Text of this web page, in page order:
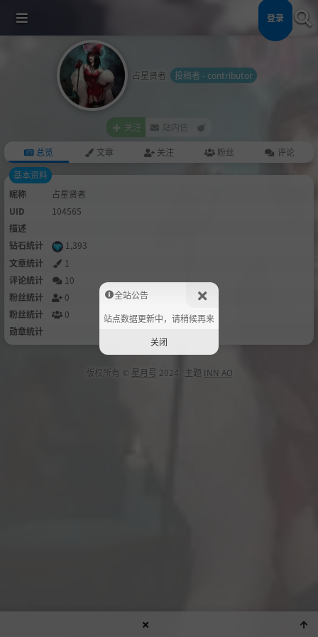
登录
占星贤者 投稿者 - contributor
关注 站内信
总览 文章 关注 粉丝
评论
基本资料
昵称
占星贤者
UID
104565
描述
钻石统计
1,393
文章统计
1
评论统计
10
粉丝统计
0
粉丝统计
0
勋章统计
版权所有 © 星月号 2024 ⁄ 主题 INN AO
全站公告
站点数据更新中，请稍候再来
关闭